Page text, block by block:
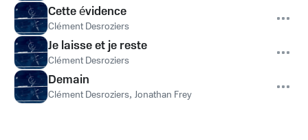
Cette évidence
Clément Desroziers
Je laisse et je reste
Clément Desroziers
Demain
Clément Desroziers, Jonathan Frey